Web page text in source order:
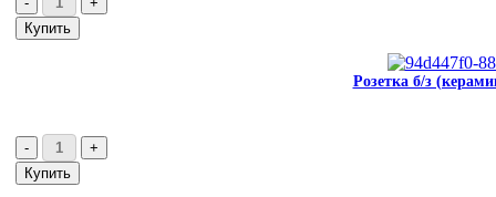
Розетка б/з